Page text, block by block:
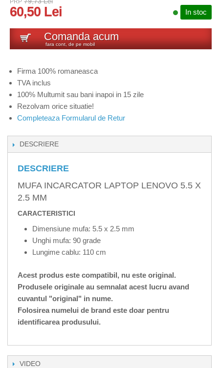
PRP
60,50 Lei In stoc
Comanda acum
fara cont, de pe mobil
Firma 100% romaneasca
TVA inclus
100% Multumit sau bani inapoi in 15 zile
Rezolvam orice situatie!
Completeaza Formularul de Retur
DESCRIERE
DESCRIERE
MUFA INCARCATOR LAPTOP LENOVO 5.5 X
2.5 MM
CARACTERISTICI
Dimensiune mufa: 5.5 x 2.5 mm
Unghi mufa: 90 grade
Lungime cablu: 110 cm
Acest produs este compatibil, nu este original.
Produsele originale au semnalat acest lucru avand
cuvantul "original" in nume.
Folosirea numelui de brand este doar pentru
identificarea produsului.
VIDEO